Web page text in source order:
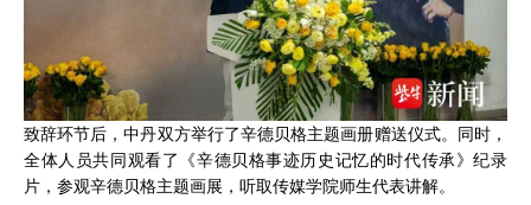
致辞环节后，中丹双方举行了辛德贝格主题画册赠送仪式。同时，
全体人员共同观看了《辛德贝格事迹历史记忆的时代传承》纪录
片，参观辛德贝格主题画展，听取传媒学院师生代表讲解。